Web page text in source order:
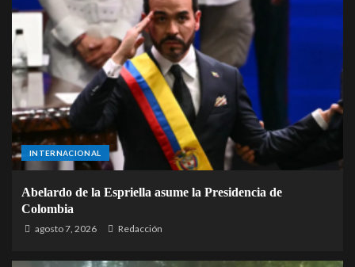
INTERNACIONAL
Abelardo de la Espriella asume la Presidencia de
Colombia
agosto 7, 2026 Redacción